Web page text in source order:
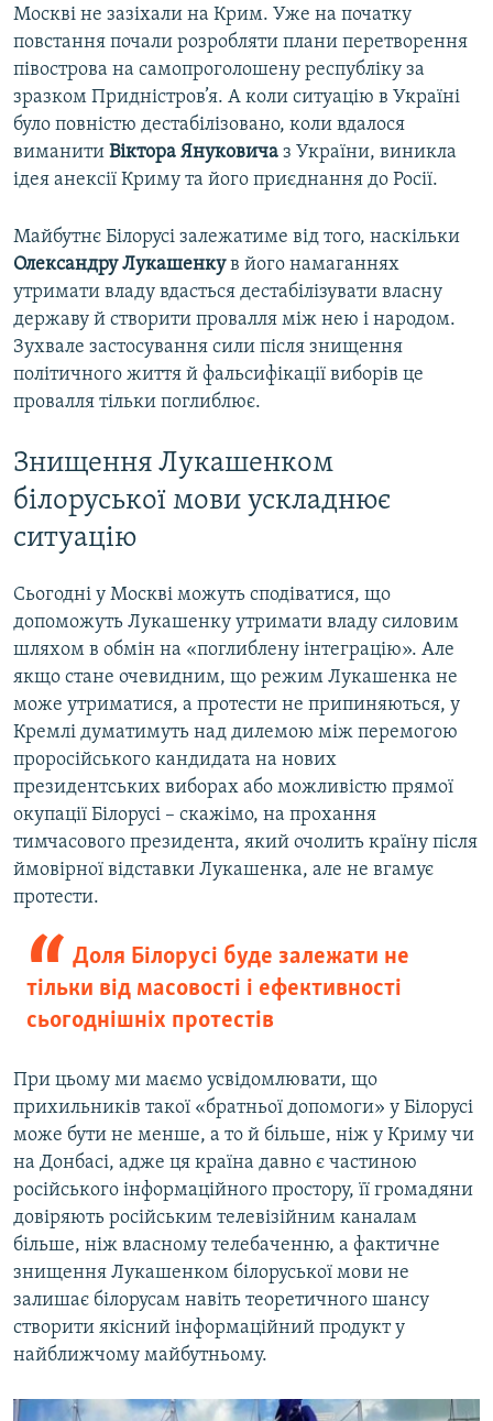
Москві не зазіхали на Крим. Уже на початку
повстання почали розробляти плани перетворення
півострова на самопроголошену республіку за
зразком Придністров’я. А коли ситуацію в Україні
було повністю дестабілізовано, коли вдалося
виманити Віктора Януковича з України, виникла
ідея анексії Криму та його приєднання до Росії.
Майбутнє Білорусі залежатиме від того, наскільки
Олександру Лукашенкув його намаганнях
утримати владу вдасться дестабілізувати власну
державу й створити провалля між нею і народом.
Зухвале застосування сили після знищення
політичного життя й фальсифікації виборів це
провалля тільки поглиблює.
Знищення Лукашенком
білоруської мови ускладнює
ситуацію
Сьогодні у Москві можуть сподіватися, що
допоможуть Лукашенку утримати владу силовим
шляхом в обмін на «поглиблену інтеграцію». Але
якщо стане очевидним, що режим Лукашенка не
може утриматися, а протести не припиняються, у
Кремлі думатимуть над дилемою між перемогою
проросійського кандидата на нових
президентських виборах або можливістю прямої
окупації Білорусі – скажімо, на прохання
тимчасового президента, який очолить країну після
ймовірної відставки Лукашенка, але не вгамує
протести.
Доля Білорусі буде залежати не
тільки від масовості і ефективності
сьогоднішніх протестів
При цьому ми маємо усвідомлювати, що
прихильників такої «братньої допомоги» у Білорусі
може бути не менше, а то й більше, ніж у Криму чи
на Донбасі, адже ця країна давно є частиною
російського інформаційного простору, її громадяни
довіряють російським телевізійним каналам
більше, ніж власному телебаченню, а фактичне
знищення Лукашенком білоруської мови не
залишає білорусам навіть теоретичного шансу
створити якісний інформаційний продукт у
найближчому майбутньому.